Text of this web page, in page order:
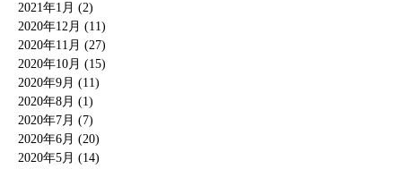
2021年1月 (2)
2020年12月 (11)
2020年11月 (27)
2020年10月 (15)
2020年9月 (11)
2020年8月 (1)
2020年7月 (7)
2020年6月 (20)
2020年5月 (14)